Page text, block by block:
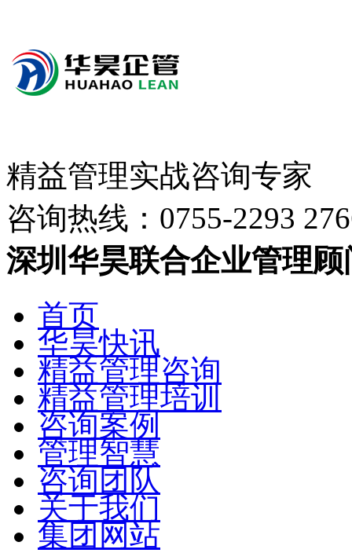
精益管理实战咨询专家
咨询热线： 0755-2293
深圳华昊联合企业管理
首页
华昊快讯
精益管理咨询
精益管理培训
咨询案例
管理智慧
咨询团队
关于我们
集团网站